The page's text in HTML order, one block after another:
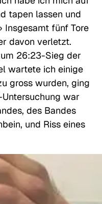
tapen lassen und
Insgesamt fünf Tore
davon verletzt.
26:23-Sieg der
wartete ich einige
gross wurden, ging
war
des Bandes
und Riss eines